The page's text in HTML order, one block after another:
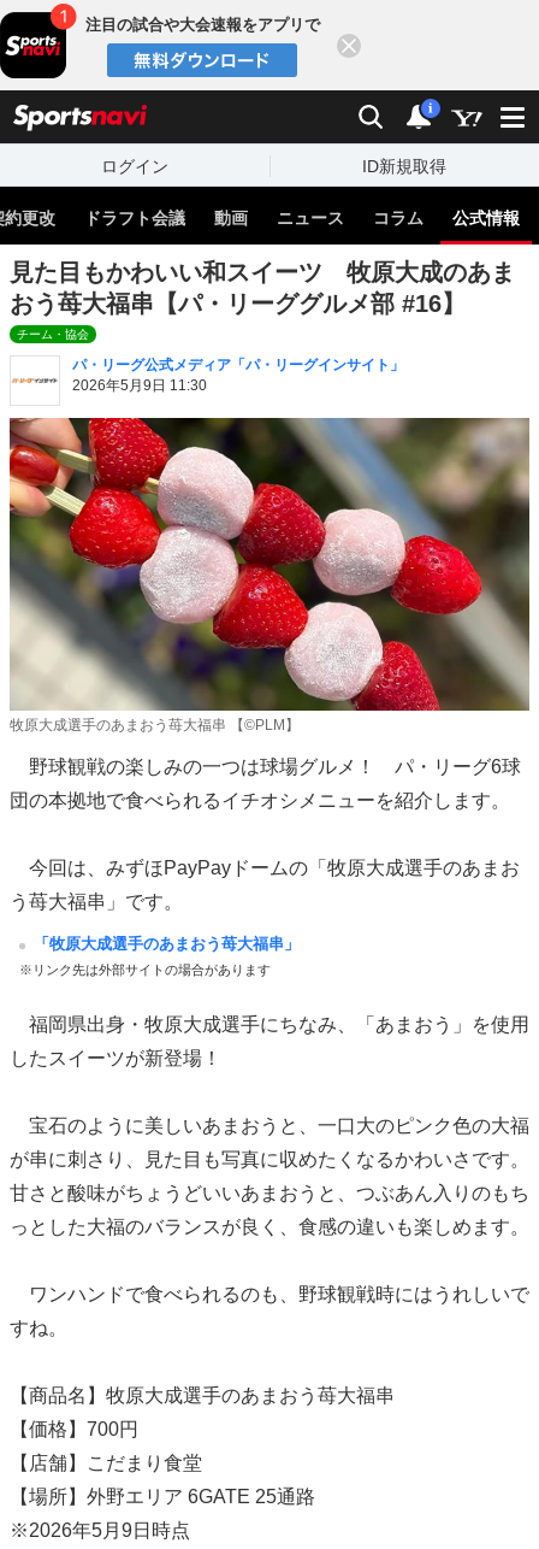
注目の試合や大会速報をアプリで
検索 通知
i
ログイン ID新規取得
約更改 ドラフト会議 動画 ニュース コラム 公式情報
見た目もかわいい和スイーツ 牧原大成のあま
おう苺大福串【パ・リーググルメ部 #16】
チーム・協会
パ・リーグ公式メディア「パ・リーグインサイト」
2026年5月9日 11:30
牧原大成選手のあまおう苺大福串 【©PLM】
野球観戦の楽しみの一つは球場グルメ！ パ・リーグ6球
団の本拠地で食べられるイチオシメニューを紹介します。
今回は、みずほPayPayドームの「牧原大成選手のあまお
う苺大福串」です。
「牧原大成選手のあまおう苺大福串」
※リンク先は外部サイトの場合があります
福岡県出身・牧原大成選手にちなみ、「あまおう」を使用
したスイーツが新登場！
宝石のように美しいあまおうと、一口大のピンク色の大福
が串に刺さり、見た目も写真に収めたくなるかわいさです。
甘さと酸味がちょうどいいあまおうと、つぶあん入りのもち
っとした大福のバランスが良く、食感の違いも楽しめます。
ワンハンドで食べられるのも、野球観戦時にはうれしいで
すね。
【商品名】牧原大成選手のあまおう苺大福串
【価格】700円
【店舗】こだまり食堂
【場所】外野エリア 6GATE 25通路
※2026年5月9日時点